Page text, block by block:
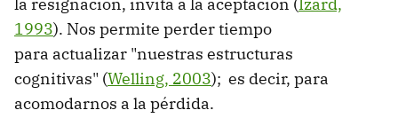
1993). Nos permite perder tiempo
para actualizar "nuestras estructuras
cognitivas" (Welling, 2003); es decir, para
acomodarnos a la pérdida.